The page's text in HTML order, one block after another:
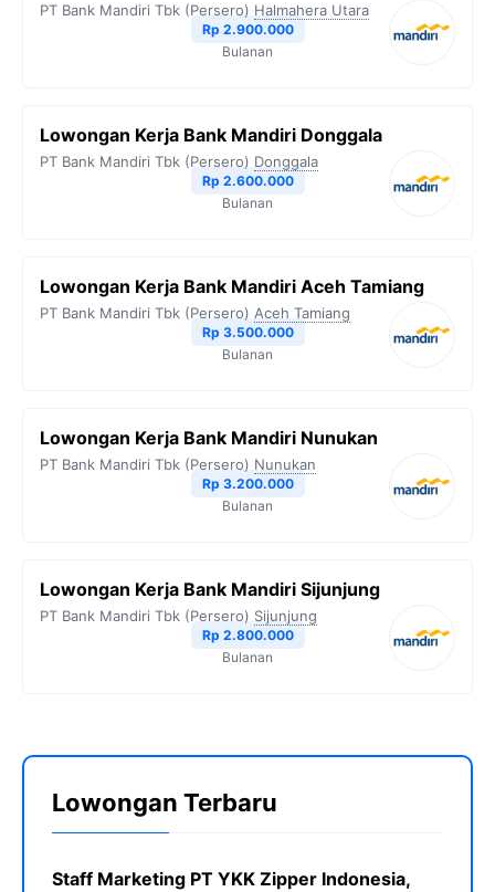
PT Bank Mandiri Tbk (Persero) Halmahera Utara
Rp 2.900.000
Bulanan
Lowongan Kerja Bank Mandiri Donggala
PT Bank Mandiri Tbk (Persero) Donggala
Rp 2.600.000
Bulanan
Lowongan Kerja Bank Mandiri Aceh Tamiang
PT Bank Mandiri Tbk (Persero) Aceh Tamiang
Rp 3.500.000
Bulanan
Lowongan Kerja Bank Mandiri Nunukan
PT Bank Mandiri Tbk (Persero) Nunukan
Rp 3.200.000
Bulanan
Lowongan Kerja Bank Mandiri Sijunjung
PT Bank Mandiri Tbk (Persero) Sijunjung
Rp 2.800.000
Bulanan
Lowongan Terbaru
Staff Marketing PT YKK Zipper Indonesia,